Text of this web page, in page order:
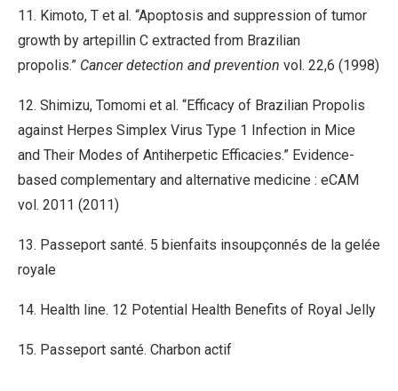
11. Kimoto, T et al. “Apoptosis and suppression of tumor
growth by artepillin C extracted from Brazilian
propolis.” Cancer detection and prevention vol. 22,6 (1998)
12. Shimizu, Tomomi et al. “Efficacy of Brazilian Propolis
against Herpes Simplex Virus Type 1 Infection in Mice
and Their Modes of Antiherpetic Efficacies.” Evidence-
based complementary and alternative medicine : eCAM
vol. 2011 (2011)
13. Passeport santé. 5 bienfaits insoupçonnés de la gelée
royale
14. Health line. 12 Potential Health Benefits of Royal Jelly
15. Passeport santé. Charbon actif